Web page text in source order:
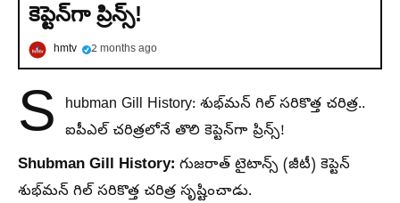
కెప్టెన్‌గా ప్రిన్స్!
hmtv 2 months ago
S
hubman Gill History: శుభ్‌మన్ గిల్ సరికొత్త చరిత్ర..
ఐపీఎల్ చరిత్రలోనే తొలి కెప్టెన్‌గా ప్రిన్స్!
Shubman Gill History: గుజరాత్ టైటాన్స్ (జీటీ) కెప్టెన్
శుభ్‌మన్ గిల్ సరికొత్త చరిత్ర సృష్టించాడు.